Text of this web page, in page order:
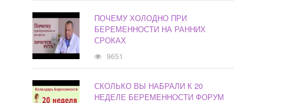
ПОЧЕМУ ХОЛОДНО ПРИ
БЕРЕМЕННОСТИ НА РАННИХ
СРОКАХ
9651
СКОЛЬКО ВЫ НАБРАЛИ К 20
НЕДЕЛЕ БЕРЕМЕННОСТИ ФОРУМ